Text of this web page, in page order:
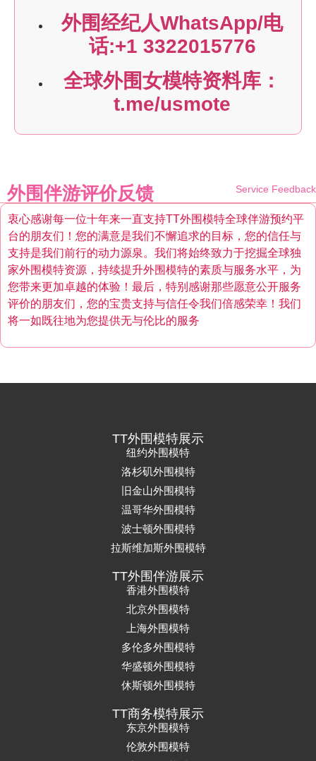
外围经纪人WhatsApp/电
话:+1 3322015776
全球外围女模特资料库：
t.me/usmote
外围伴游评价反馈 Service Feedback
衷心感谢每一位十年来一直支持TT外围模特全球伴游预约平
台的朋友们！您的满意是我们不懈追求的目标，您的信任与
支持是我们前行的动力源泉。我们将始终致力于挖掘全球独
家外围模特资源，持续提升外围模特的素质与服务水平，为
您带来更加卓越的体验！最后，特别感谢那些愿意公开服务
评价的朋友们，您的宝贵支持与信任令我们倍感荣幸！我们
将一如既往地为您提供无与伦比的服务
TT外围模特展示
纽约外围模特
洛杉矶外围模特
旧金山外围模特
温哥华外围模特
波士顿外围模特
拉斯维加斯外围模特
TT外围伴游展示
香港外围模特
北京外围模特
上海外围模特
多伦多外围模特
华盛顿外围模特
休斯顿外围模特
TT商务模特展示
东京外围模特
伦敦外围模特